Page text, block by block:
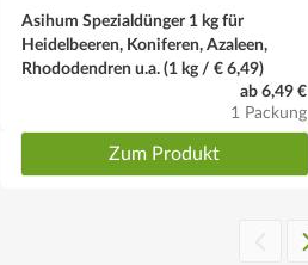
Asihum Spezialdünger 1 kg für
Heidelbeeren, Koniferen, Azaleen,
Rhododendren u.a. (1 kg / € 6,49)
ab 6,49 €
1 Packung
Zum Produkt